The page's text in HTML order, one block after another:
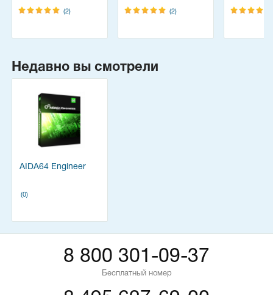
(2) (2)
Недавно вы смотрели
AIDA64 Engineer
(0)
8 800 301-09-37
Бесплатный номер